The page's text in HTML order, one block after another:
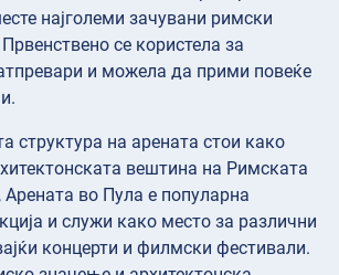
најголеми зачувани римски
се користела за
и можела да прими повеќе
структура на арената стои како
вештина на Римската
Арената во Пула е популарна
и служи како место за различни
концерти и филмски фестивали.